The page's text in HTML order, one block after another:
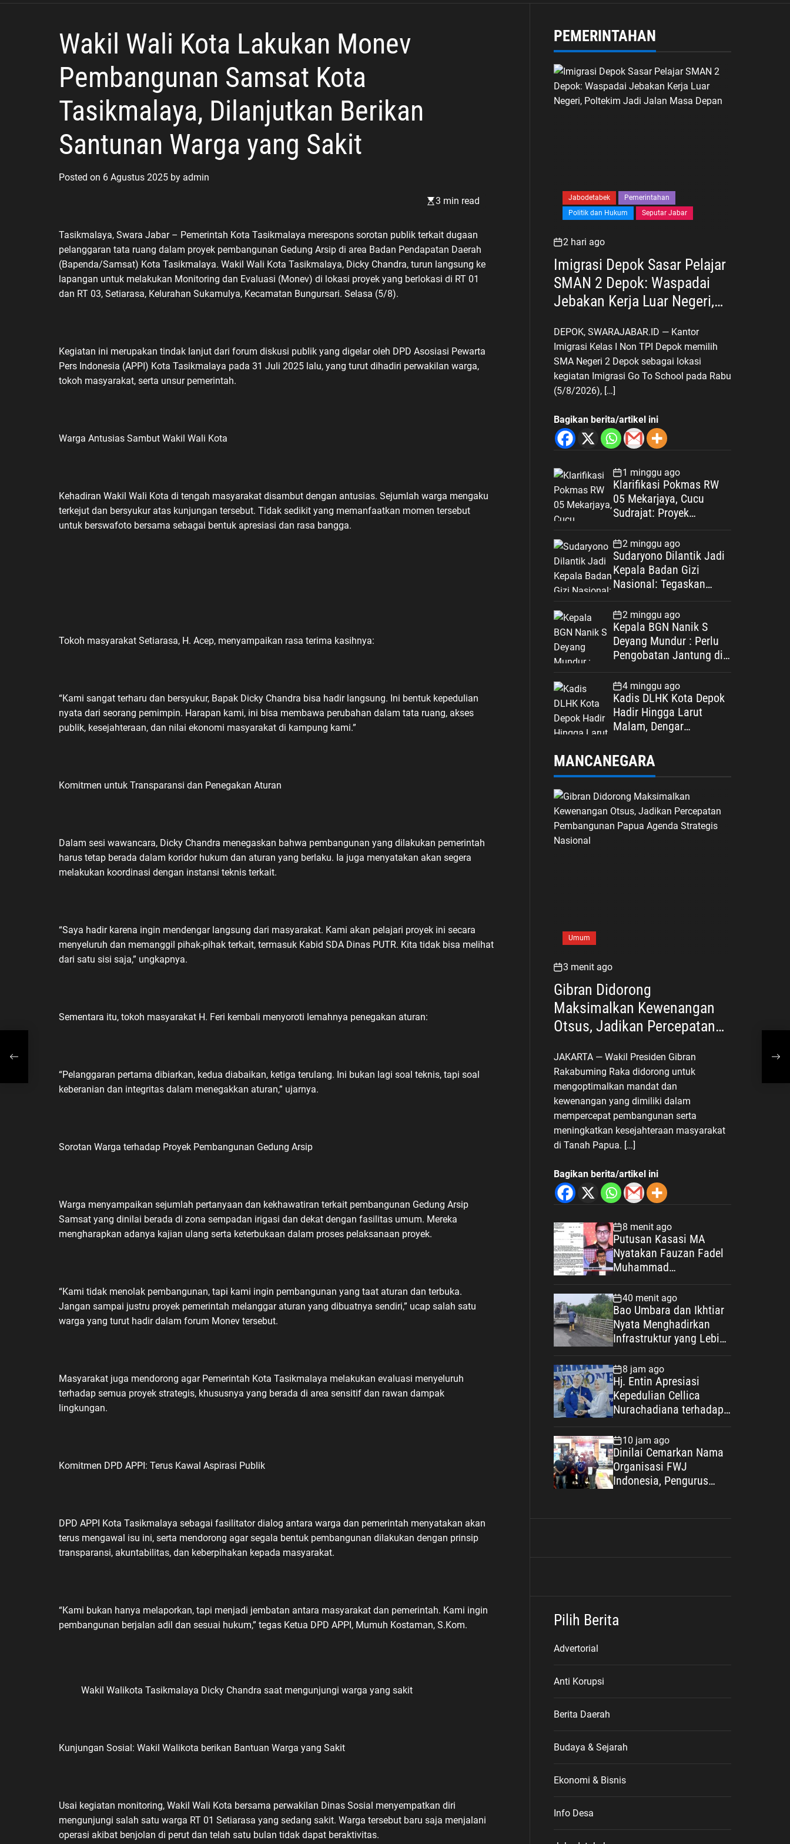
Wakil Wali Kota Lakukan Monev
Pembangunan Samsat Kota
Tasikmalaya, Dilanjutkan Berikan
Santunan Warga yang Sakit
Posted on 6 Agustus 2025 by admin
3 min read
Tasikmalaya, Swara Jabar – Pemerintah Kota Tasikmalaya merespons sorotan publik terkait dugaan
pelanggaran tata ruang dalam proyek pembangunan Gedung Arsip di area Badan Pendapatan Daerah
(Bapenda/Samsat) Kota Tasikmalaya. Wakil Wali Kota Tasikmalaya, Dicky Chandra, turun langsung ke
lapangan untuk melakukan Monitoring dan Evaluasi (Monev) di lokasi proyek yang berlokasi di RT 01
dan RT 03, Setiarasa, Kelurahan Sukamulya, Kecamatan Bungursari. Selasa (5/8).
Kegiatan ini merupakan tindak lanjut dari forum diskusi publik yang digelar oleh DPD Asosiasi Pewarta
Pers Indonesia (APPI) Kota Tasikmalaya pada 31 Juli 2025 lalu, yang turut dihadiri perwakilan warga,
tokoh masyarakat, serta unsur pemerintah.
Warga Antusias Sambut Wakil Wali Kota
Kehadiran Wakil Wali Kota di tengah masyarakat disambut dengan antusias. Sejumlah warga mengaku
terkejut dan bersyukur atas kunjungan tersebut. Tidak sedikit yang memanfaatkan momen tersebut
untuk berswafoto bersama sebagai bentuk apresiasi dan rasa bangga.
Tokoh masyarakat Setiarasa, H. Acep, menyampaikan rasa terima kasihnya:
“Kami sangat terharu dan bersyukur, Bapak Dicky Chandra bisa hadir langsung. Ini bentuk kepedulian
nyata dari seorang pemimpin. Harapan kami, ini bisa membawa perubahan dalam tata ruang, akses
publik, kesejahteraan, dan nilai ekonomi masyarakat di kampung kami.”
Komitmen untuk Transparansi dan Penegakan Aturan
Dalam sesi wawancara, Dicky Chandra menegaskan bahwa pembangunan yang dilakukan pemerintah
harus tetap berada dalam koridor hukum dan aturan yang berlaku. Ia juga menyatakan akan segera
melakukan koordinasi dengan instansi teknis terkait.
“Saya hadir karena ingin mendengar langsung dari masyarakat. Kami akan pelajari proyek ini secara
menyeluruh dan memanggil pihak-pihak terkait, termasuk Kabid SDA Dinas PUTR. Kita tidak bisa melihat
dari satu sisi saja,” ungkapnya.
Sementara itu, tokoh masyarakat H. Feri kembali menyoroti lemahnya penegakan aturan:
“Pelanggaran pertama dibiarkan, kedua diabaikan, ketiga terulang. Ini bukan lagi soal teknis, tapi soal
keberanian dan integritas dalam menegakkan aturan,” ujarnya.
Sorotan Warga terhadap Proyek Pembangunan Gedung Arsip
Warga menyampaikan sejumlah pertanyaan dan kekhawatiran terkait pembangunan Gedung Arsip
Samsat yang dinilai berada di zona sempadan irigasi dan dekat dengan fasilitas umum. Mereka
mengharapkan adanya kajian ulang serta keterbukaan dalam proses pelaksanaan proyek.
“Kami tidak menolak pembangunan, tapi kami ingin pembangunan yang taat aturan dan terbuka.
Jangan sampai justru proyek pemerintah melanggar aturan yang dibuatnya sendiri,” ucap salah satu
warga yang turut hadir dalam forum Monev tersebut.
Masyarakat juga mendorong agar Pemerintah Kota Tasikmalaya melakukan evaluasi menyeluruh
terhadap semua proyek strategis, khususnya yang berada di area sensitif dan rawan dampak
lingkungan.
Komitmen DPD APPI: Terus Kawal Aspirasi Publik
DPD APPI Kota Tasikmalaya sebagai fasilitator dialog antara warga dan pemerintah menyatakan akan
terus mengawal isu ini, serta mendorong agar segala bentuk pembangunan dilakukan dengan prinsip
transparansi, akuntabilitas, dan keberpihakan kepada masyarakat.
“Kami bukan hanya melaporkan, tapi menjadi jembatan antara masyarakat dan pemerintah. Kami ingin
pembangunan berjalan adil dan sesuai hukum,” tegas Ketua DPD APPI, Mumuh Kostaman, S.Kom.
Wakil Walikota Tasikmalaya Dicky Chandra saat mengunjungi warga yang sakit
Kunjungan Sosial: Wakil Walikota berikan Bantuan Warga yang Sakit
Usai kegiatan monitoring, Wakil Wali Kota bersama perwakilan Dinas Sosial menyempatkan diri
mengunjungi salah satu warga RT 01 Setiarasa yang sedang sakit. Warga tersebut baru saja menjalani
operasi akibat benjolan di perut dan telah satu bulan tidak dapat beraktivitas.
PEMERINTAHAN
Jabodetabek
Pemerintahan
Politik dan Hukum
Seputar Jabar
2 hari ago
Imigrasi Depok Sasar Pelajar
SMAN 2 Depok: Waspadai
Jebakan Kerja Luar Negeri,
Depan
DEPOK, SWARAJABAR.ID — Kantor
Imigrasi Kelas I Non TPI Depok memilih
SMA Negeri 2 Depok sebagai lokasi
kegiatan Imigrasi Go To School pada Rabu
(5/8/2026), […]
Bagikan berita/artikel ini
1 minggu ago
Klarifikasi Pokmas RW
05 Mekarjaya, Cucu
Sudrajat: Proyek
Spesifikasi
2 minggu ago
Sudaryono Dilantik Jadi
Kepala Badan Gizi
Nasional: Tegaskan
Kepentingan
2 minggu ago
Kepala BGN Nanik S
Deyang Mundur : Perlu
Pengobatan Jantung di
4 minggu ago
Kadis DLHK Kota Depok
Hadir Hingga Larut
Malam, Dengar
Retribusi Sampah di
MANCANEGARA
Umum
3 menit ago
Gibran Didorong
Maksimalkan Kewenangan
Otsus, Jadikan Percepatan
Strategis Nasional
JAKARTA — Wakil Presiden Gibran
Rakabuming Raka didorong untuk
mengoptimalkan mandat dan
kewenangan yang dimiliki dalam
mempercepat pembangunan serta
meningkatkan kesejahteraan masyarakat
di Tanah Papua. […]
Bagikan berita/artikel ini
8 menit ago
Putusan Kasasi MA
Nyatakan Fauzan Fadel
Muhammad
Rp2,085 Miliar Disorot
40 menit ago
Bao Umbara dan Ikhtiar
Nyata Menghadirkan
Infrastruktur yang Lebih
Karangsari
8 jam ago
Hj. Entin Apresiasi
Kepedulian Cellica
Nurachadiana terhadap
Pengembangan Wisata
Desa Cipayung
10 jam ago
Dinilai Cemarkan Nama
Organisasi FWJ
Indonesia, Pengurus
Pilih Berita
Advertorial
Anti Korupsi
Berita Daerah
Budaya & Sejarah
Ekonomi & Bisnis
Info Desa